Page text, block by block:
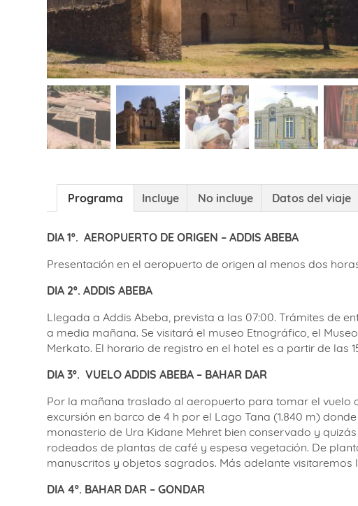
Programa Incluye No incluye Datos del viaje
DIA 1º.
AEROPUERTO DE ORIGEN – ADDIS ABEBA
Presentación en el aeropuerto de origen al menos dos
DIA 2º. ADDIS ABEBA
Llegada a Addis Abeba, prevista a las 07:00. Trámites de
a media mañana. Se visitará el museo Etnográfico, el
Merkato. El horario de registro en el hotel es a partir de las
DIA 3º. VUELO ADDIS ABEBA – BAHAR DAR
Por la mañana traslado al aeropuerto para tomar el vuelo
excursión en barco de 4 h por el Lago Tana (1.840 m)
monasterio de Ura Kidane Mehret bien conservado y
rodeados de plantas de café y espesa vegetación. De
manuscritos y objetos sagrados. Más adelante visitaremos
DIA 4º. BAHAR DAR – GONDAR